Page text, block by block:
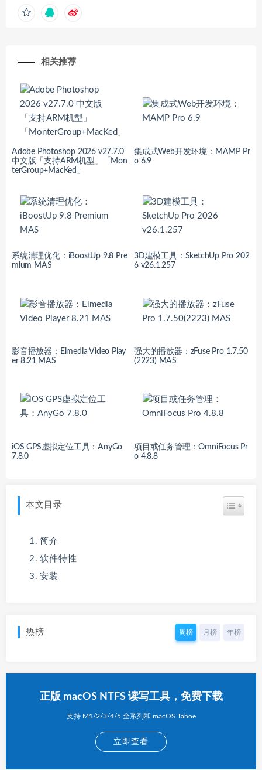
相关推荐
Adobe Photoshop 2026 v27.7.0
中文版「支持ARM机型」「Mon
terGroup+MacKed」
集成式Web开发环境：MAMP Pr
o 6.9
系统清理优化：iBoostUp 9.8 Pre
mium MAS
3D建模工具：SketchUp Pro 202
6 v26.1.257
影音播放器：Elmedia Video Play
er 8.21 MAS
强大的播放器：zFuse Pro 1.7.50
(2223) MAS
iOS GPS虚拟定位工具：AnyGo
7.8.0
项目或任务管理：OmniFocus Pr
o 4.8.8
本文目录
简介
软件特性
安装
热榜 周榜 月榜 年榜
正版 macOS NTFS 读写工具，免费下载
支持 M1/2/3/4/5 全系列和 macOS Tahoe
立即查看